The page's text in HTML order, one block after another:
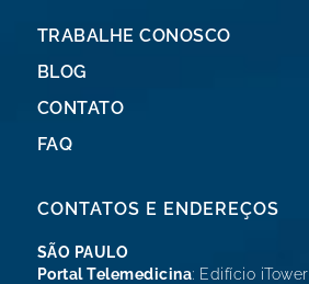
TRABALHE CONOSCO
BLOG
CONTATO
FAQ
CONTATOS E ENDEREÇOS
SÃO PAULO
Portal Telemedicina: Edifício iTower